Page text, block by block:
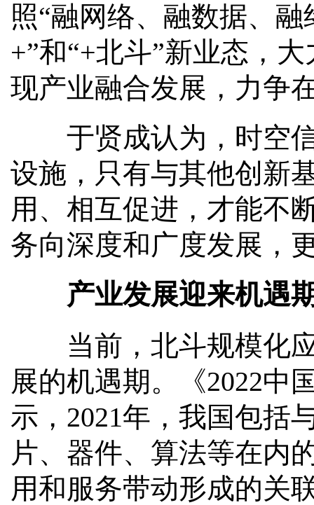
照“融网络、融数据、
+”和“+北斗”新业态，
现产业融合发展，力争
于贤成认为，时空信
设施，只有与其他创新
用、相互促进，才能不
务向深度和广度发展，
产业发展迎来机遇
当前，北斗规模化应
展的机遇期。《2022中
示，2021年，我国包括
片、器件、算法等在内
用和服务带动形成的关